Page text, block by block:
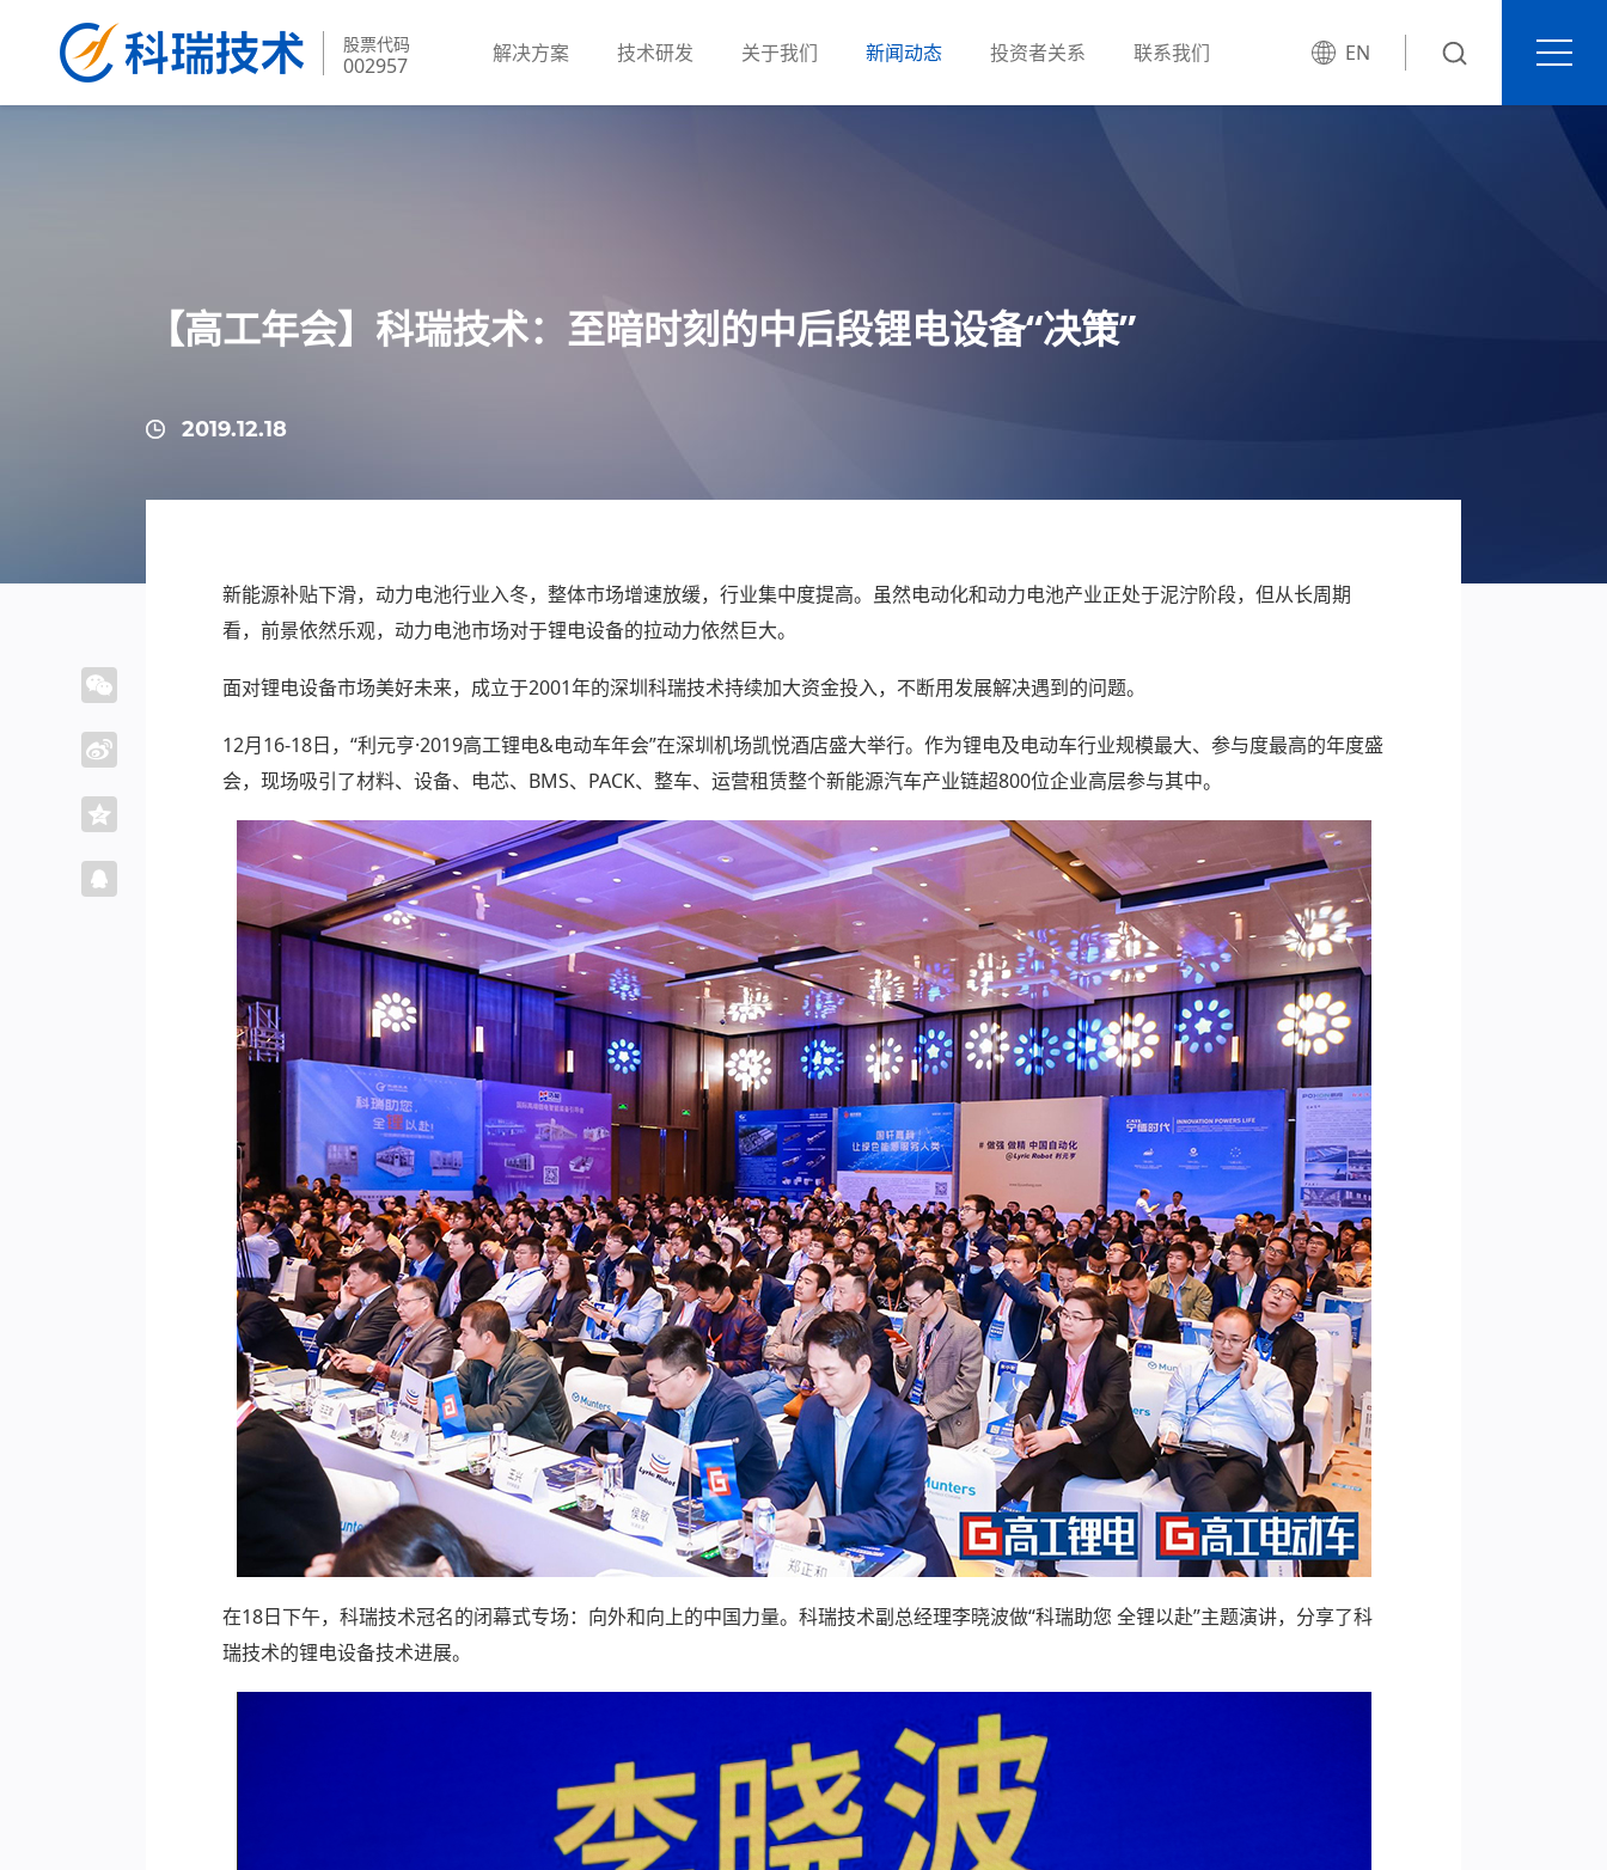
股票代码
002957 EN
解决方案 技术研发 关于我们 新闻动态 投资者关系 联系我们
【高工年会】科瑞技术：至暗时刻的中后段锂电设备“决策”
2019.12.18
新能源补贴下滑，动力电池行业入冬，整体市场增速放缓，行业集中度提高。虽然电动化和动力电池产业正处于泥泞阶段，但从长周期
看，前景依然乐观，动力电池市场对于锂电设备的拉动力依然巨大。
面对锂电设备市场美好未来，成立于2001年的深圳科瑞技术持续加大资金投入，不断用发展解决遇到的问题。
12月16-18日，“利元亨·2019高工锂电&电动车年会”在深圳机场凯悦酒店盛大举行。作为锂电及电动车行业规模最大、参与度最高的年度盛
会，现场吸引了材料、设备、电芯、BMS、PACK、整车、运营租赁整个新能源汽车产业链超800位企业高层参与其中。
在18日下午，科瑞技术冠名的闭幕式专场：向外和向上的中国力量。科瑞技术副总经理李晓波做“科瑞助您 全锂以赴”主题演讲，分享了科
瑞技术的锂电设备技术进展。